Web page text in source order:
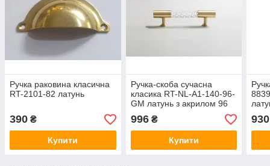
Ручка раковина класична
RT-2101-82 латунь
390 ₴
Купити
Ручка-скоба сучасна
класика RT-NL-A1-140-96-
GM латунь з акрилом 96
996₴
Купити
930